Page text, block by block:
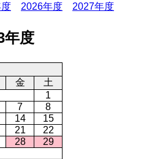
2026年度 2027年度
年度
金
土
1
7
8
14
15
21
22
28
29